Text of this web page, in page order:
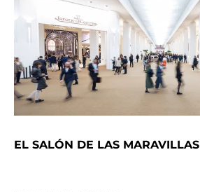
EL SALÓN DE LAS MARAVILLAS